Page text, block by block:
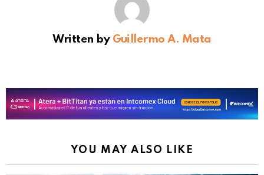
Written by Guillermo A. Mata
YOU MAY ALSO LIKE